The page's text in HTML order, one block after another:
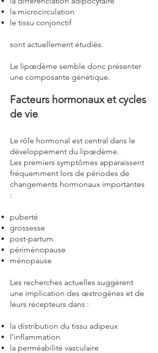
la microcirculation
le tissu conjonctif
sont actuellement étudiés.
Le lipœdème semble donc présenter
une composante génétique.
Facteurs hormonaux et cycles
de vie
Le rôle hormonal est central dans le
développement du lipœdème.
Les premiers symptômes apparaissent
fréquemment lors de périodes de
changements hormonaux importantes
:
puberté
grossesse
post-partum
périménopause
ménopause
Les recherches actuelles suggèrent
une implication des œstrogènes et de
leurs récepteurs dans :
la distribution du tissu adipeux
l’inflammation
la perméabilité vasculaire